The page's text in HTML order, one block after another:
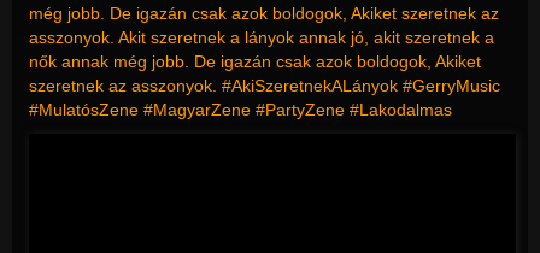
még jobb. De igazán csak azok boldogok, Akiket szeretnek az
asszonyok. Akit szeretnek a lányok annak jó, akit szeretnek a
nők annak még jobb. De igazán csak azok boldogok, Akiket
szeretnek az asszonyok. #AkiSzeretnekALányok #GerryMusic
#MulatósZene #MagyarZene #PartyZene #Lakodalmas